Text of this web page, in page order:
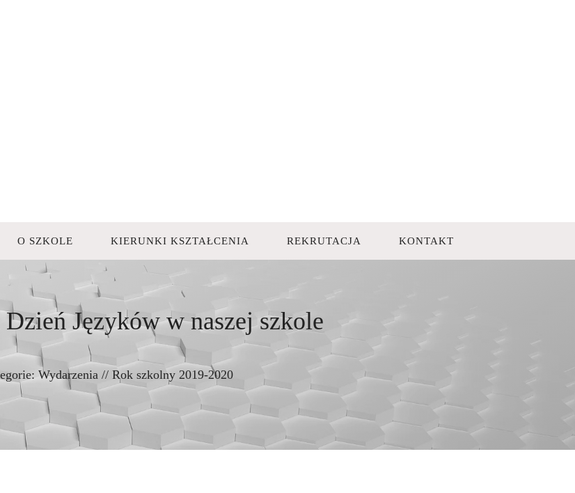
O SZKOLE KIERUNKI KSZTAŁCENIA REKRUTACJA KONTAKT
Języków w naszej szkole
Wydarzenia// Rok szkolny 2019-2020